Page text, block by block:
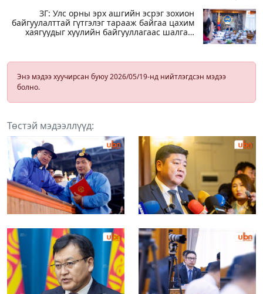
ЗГ: Улс орны эрх ашгийн эсрэг зохион
байгуулалттай гүтгэлэг тарааж байгаа цахим
хаягуудыг хуулийн байгууллагаас шалгаж
Энэ мэдээ хуучирсан буюу 2026/05/19-нд нийтлэгдсэн мэдээ
болно.
Төстэй мэдээллүүд: